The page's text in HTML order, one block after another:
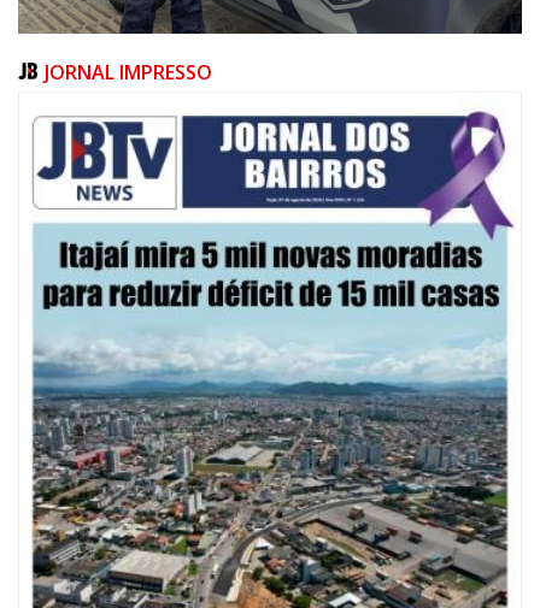
08/08/2026 | 07:00
20 anos da Lei Maria da Penha: mais de 400 mulheres vítimas de violência
doméstica são acompanhadas pela Guarda Municipal
BALNEÁRIO CAMBORIÚ
JORNAL IMPRESSO